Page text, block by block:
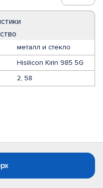
металл и стекло
Hisilicon Kirin 985 5G
2, 58